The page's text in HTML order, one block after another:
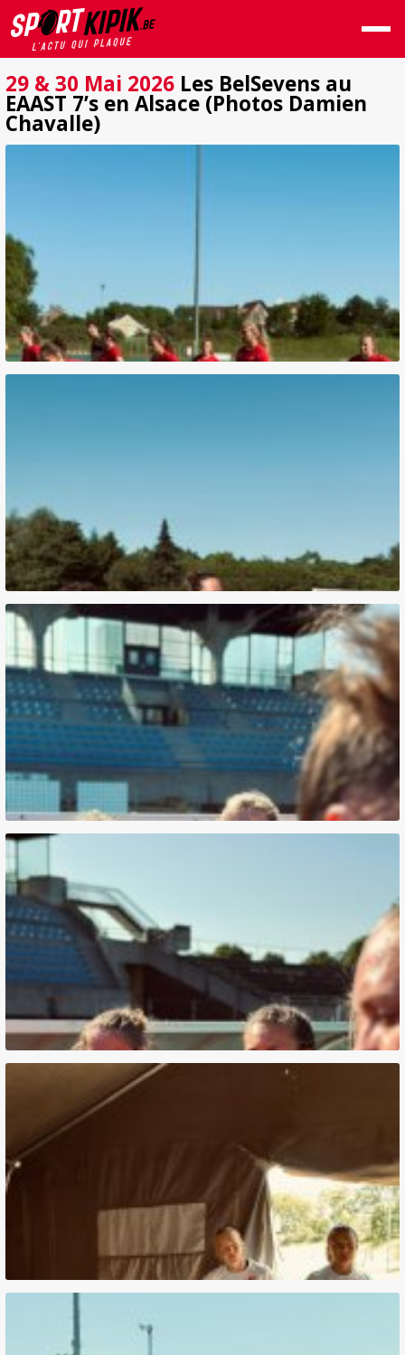
29 & 30 Mai 2026 Les BelSevens au
EAAST 7’s en Alsace (Photos Damien
Chavalle)